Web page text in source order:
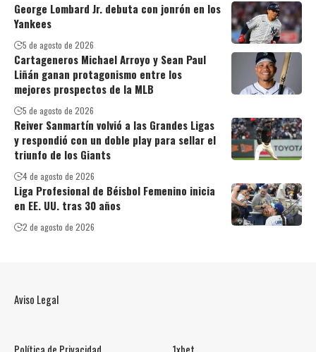
George Lombard Jr. debuta con jonrón en los
Yankees
5 de agosto de 2026
Cartageneros Michael Arroyo y Sean Paul
Liñán ganan protagonismo entre los
mejores prospectos de la MLB
5 de agosto de 2026
Reiver Sanmartín volvió a las Grandes Ligas
y respondió con un doble play para sellar el
triunfo de los Giants
4 de agosto de 2026
Liga Profesional de Béisbol Femenino inicia
en EE. UU. tras 30 años
2 de agosto de 2026
Aviso Legal